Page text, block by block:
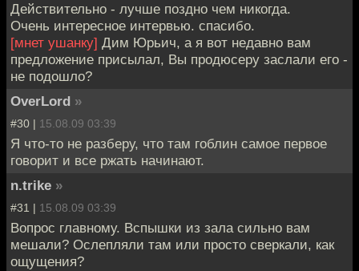
Действительно - лучше поздно чем никогда.
Очень интересное интервью. спасибо.
[мнет ушанку] Дим Юрьич, а я вот недавно вам
предложение присылал, Вы продюсеру заслали его -
не подошло?
OverLord »
#30 | 15.08.09 03:39
Я что-то не разберу, что там гоблин самое первое
говорит и все ржать начинают.
n.trike »
#31 | 15.08.09 03:39
Вопрос главному. Вспышки из зала сильно вам
мешали? Ослепляли там или просто сверкали, как
ощущения?